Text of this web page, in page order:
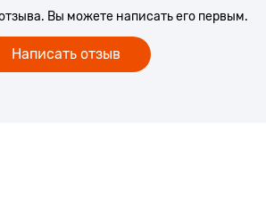
Вы можете написать его первым.
Написать отзыв